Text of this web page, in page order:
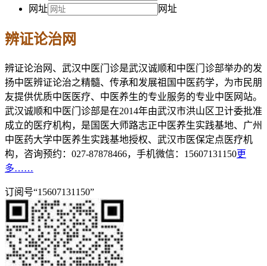
网址
网址
辨证论治网
辨证论治网、武汉中医门诊是武汉诚顺和中医门诊部举办的发
扬中医辨证论治之精髓、传承和发展祖国中医药学，为市民朋
友提供优质中医医疗、中医养生的专业服务的专业中医网站。
武汉诚顺和中医门诊部是在2014年由武汉市洪山区卫计委批准
成立的医疗机构，是国医大师路志正中医养生实践基地、广州
中医药大学中医养生实践基地授权、武汉市医保定点医疗机
构，咨询预约：027-87878466，手机微信：15607131150更
多……
订阅号“15607131150”